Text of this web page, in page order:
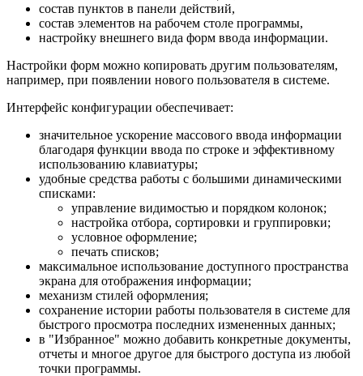
состав пунктов в панели действий,
состав элементов на рабочем столе программы,
настройку внешнего вида форм ввода информации.
Настройки форм можно копировать другим пользователям,
например, при появлении нового пользователя в системе.
Интерфейс конфигурации обеспечивает:
значительное ускорение массового ввода информации
благодаря функции ввода по строке и эффективному
использованию клавиатуры;
удобные средства работы с большими динамическими
списками:
управление видимостью и порядком колонок;
настройка отбора, сортировки и группировки;
условное оформление;
печать списков;
максимальное использование доступного пространства
экрана для отображения информации;
механизм стилей оформления;
сохранение истории работы пользователя в системе для
быстрого просмотра последних измененных данных;
в "Избранное" можно добавить конкретные документы,
отчеты и многое другое для быстрого доступа из любой
точки программы.